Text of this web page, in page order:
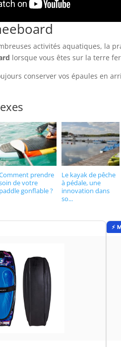
activités aquatiques, la
lorsque vous êtes sur la terre
conserver vos épaules en
prendre
de votre
paddle gonflable ?
Le kayak de pêche
à pédale, une
innovation dans
so...
⚡